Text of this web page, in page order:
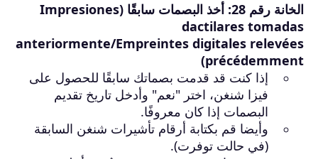
الخانة رقم 28: أخذ البصمات سابقًا (Impresiones
dactilares tomadas
anteriormente/Empreintes digitales relevées
précédemment)
إذا كنت قد قدمت بصماتك سابقًا للحصول على
فيزا شنغن، اختر "نعم" وأدخل تاريخ تقديم
البصمات إذا كان معروفًا.
وأيضا قم بكتابة أرقام تأشيرات شنغن السابقة
(في حالت توفرت).